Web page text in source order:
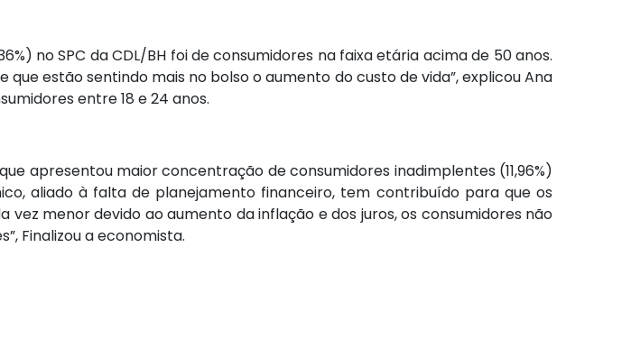
no SPC da CDL/BH foi de consumidores na faixa etária acima de 50 anos.
estão sentindo mais no bolso o aumento do custo de vida”, explicou Ana
entre 18 e 24 anos.
apresentou maior concentração de consumidores inadimplentes (11,96%)
aliado à falta de planejamento financeiro, tem contribuído para que os
menor devido ao aumento da inflação e dos juros, os consumidores não
Finalizou a economista.